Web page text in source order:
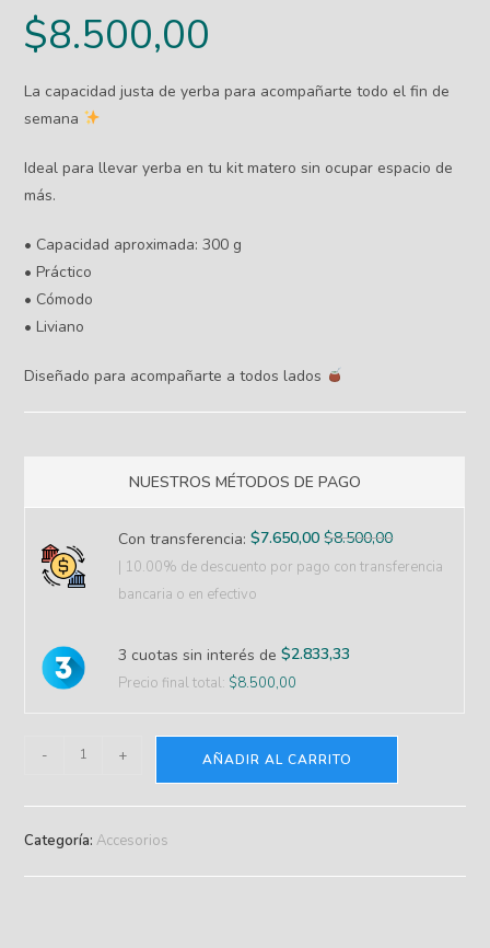
$8.500,00
La capacidad justa de yerba para acompañarte todo el fin de
semana
Ideal para llevar yerba en tu kit matero sin ocupar espacio de
más.
• Capacidad aproximada: 300 g
• Práctico
• Cómodo
• Liviano
Diseñado para acompañarte a todos lados
NUESTROS MÉTODOS DE PAGO
Con transferencia:$7.650,00 $8.500,00
| 10.00% de descuento por pago con transferencia
bancaria o en efectivo
3 cuotas sin interés de$2.833,33
Precio final total: $8.500,00
- + AÑADIR AL CARRITO
Categoría:Accesorios